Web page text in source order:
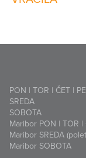
PON | TOR | ČET |
SREDA
SOBOTA
Maribor PON | TOR |
Maribor SREDA
Maribor SOBOTA